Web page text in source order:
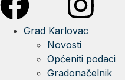
Grad Karlovac
Novosti
Općeniti podaci
Gradonačelnik